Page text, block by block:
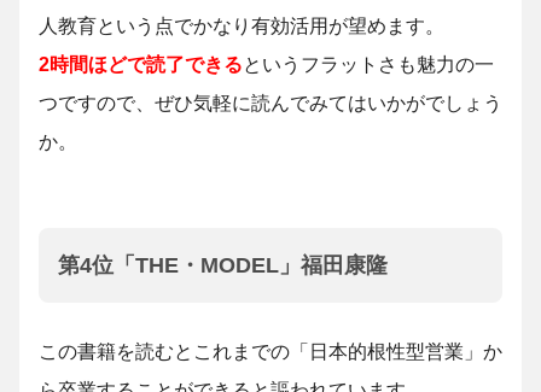
人教育という点でかなり有効活用が望めます。
2時間ほどで読了できるというフラットさも魅力の一
つですので、ぜひ気軽に読んでみてはいかがでしょう
か。
第4位「THE・MODEL」福田康隆
この書籍を読むとこれまでの「日本的根性型営業」か